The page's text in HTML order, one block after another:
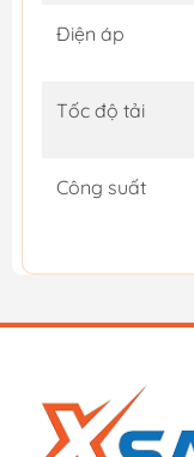
Điện áp
Tốc độ tải
Công suất